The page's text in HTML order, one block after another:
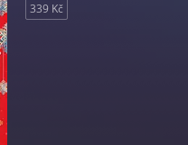
339 Kč